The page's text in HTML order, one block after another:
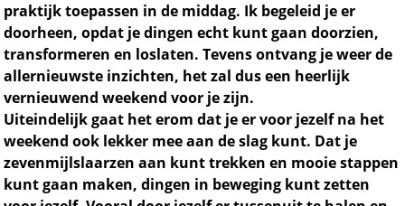
praktijk toepassen in de middag. Ik begeleid je er
doorheen, opdat je dingen echt kunt gaan doorzien,
transformeren en loslaten.Tevens ontvang je weer de
allernieuwste inzichten, het zal dus een heerlijk
vernieuwend weekend voor je zijn.
Uiteindelijk gaat het erom dat je er voor jezelf na het
weekend ook lekker mee aan de slag kunt. Dat je
zevenmijlslaarzen aan kunt trekken en mooie stappen
kunt gaan maken, dingen in beweging kunt zetten